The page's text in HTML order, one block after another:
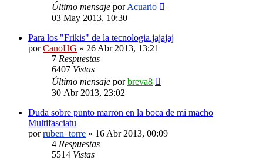
Último mensaje porAcuario
03 May 2013, 10:30
Para los "Frikis" de la tecnologia.jajajaj
porCanoHG » 26 Abr 2013, 13:21
7 Respuestas
6407 Vistas
Último mensaje porbreva8
30 Abr 2013, 23:02
Duda sobre punto marron en la boca de mi macho
Multifasciatu
porruben_torre » 16 Abr 2013, 00:09
4 Respuestas
5514 Vistas